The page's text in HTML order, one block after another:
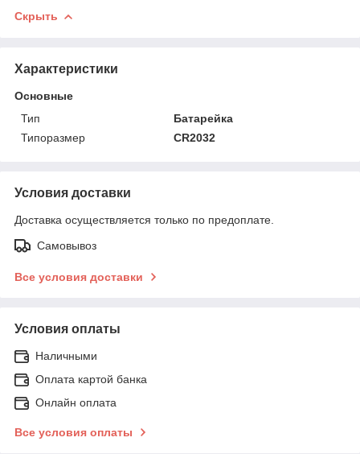
Скрыть
Характеристики
Основные
Тип
Батарейка
Типоразмер
CR2032
Условия доставки
Доставка осуществляется только по предоплате.
Самовывоз
Все условия доставки
Условия оплаты
Наличными
Оплата картой банка
Онлайн оплата
Все условия оплаты